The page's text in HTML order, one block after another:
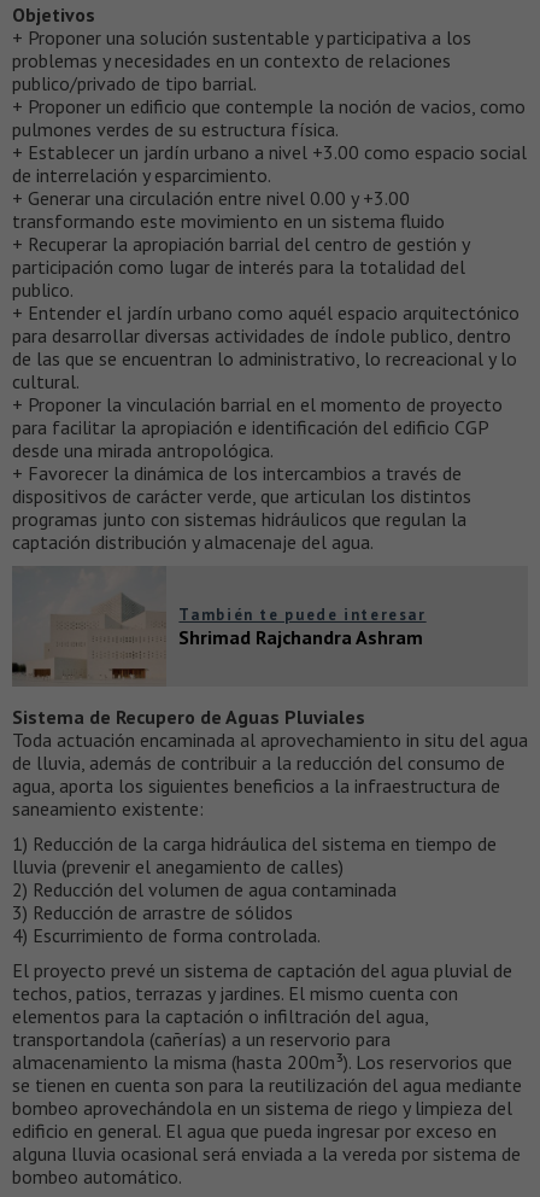
Objetivos
+ Proponer una solución sustentable y participativa a los
problemas y necesidades en un contexto de relaciones
publico/privado de tipo barrial.
+ Proponer un edificio que contemple la noción de vacios, como
pulmones verdes de su estructura física.
+ Establecer un jardín urbano a nivel +3.00 como espacio social
de interrelación y esparcimiento.
+ Generar una circulación entre nivel 0.00 y +3.00
transformando este movimiento en un sistema fluido
+ Recuperar la apropiación barrial del centro de gestión y
participación como lugar de interés para la totalidad del
publico.
+ Entender el jardín urbano como aquél espacio arquitectónico
para desarrollar diversas actividades de índole publico, dentro
de las que se encuentran lo administrativo, lo recreacional y lo
cultural.
+ Proponer la vinculación barrial en el momento de proyecto
para facilitar la apropiación e identificación del edificio CGP
desde una mirada antropológica.
+ Favorecer la dinámica de los intercambios a través de
dispositivos de carácter verde, que articulan los distintos
programas junto con sistemas hidráulicos que regulan la
captación distribución y almacenaje del agua.
También te puede interesar
Shrimad Rajchandra Ashram
Sistema de Recupero de Aguas Pluviales
Toda actuación encaminada al aprovechamiento in situ del agua
de lluvia, además de contribuir a la reducción del consumo de
agua, aporta los siguientes beneficios a la infraestructura de
saneamiento existente:
1) Reducción de la carga hidráulica del sistema en tiempo de
lluvia (prevenir el anegamiento de calles)
2) Reducción del volumen de agua contaminada
3) Reducción de arrastre de sólidos
4) Escurrimiento de forma controlada.
El proyecto prevé un sistema de captación del agua pluvial de
techos, patios, terrazas y jardines. El mismo cuenta con
elementos para la captación o infiltración del agua,
transportandola (cañerías) a un reservorio para
almacenamiento la misma (hasta 200m³). Los reservorios que
se tienen en cuenta son para la reutilización del agua mediante
bombeo aprovechándola en un sistema de riego y limpieza del
edificio en general. El agua que pueda ingresar por exceso en
alguna lluvia ocasional será enviada a la vereda por sistema de
bombeo automático.